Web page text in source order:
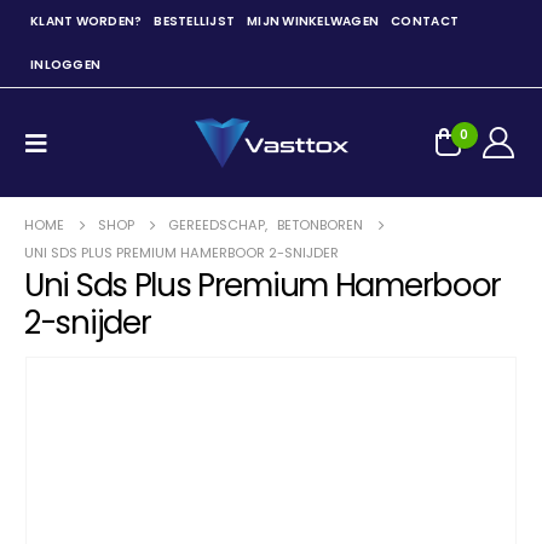
KLANT WORDEN? BESTELLIJST MIJN WINKELWAGEN CONTACT
INLOGGEN
0
HOME SHOP GEREEDSCHAP, BETONBOREN
UNI SDS PLUS PREMIUM HAMERBOOR 2-SNIJDER
Uni Sds Plus Premium Hamerboor
2-snijder